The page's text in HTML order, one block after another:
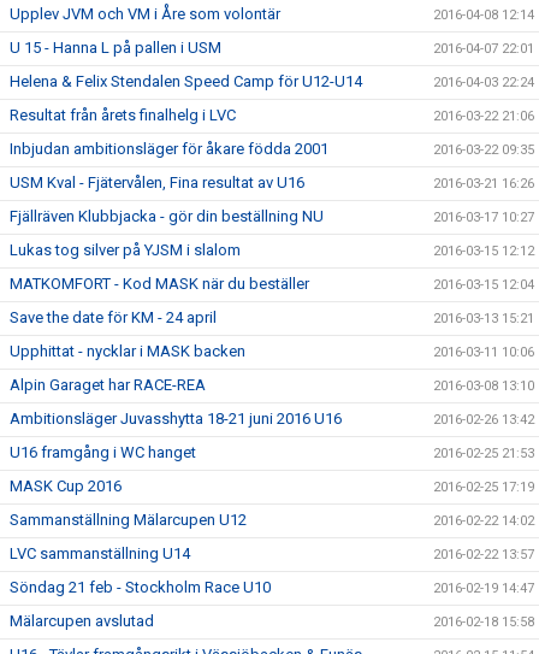
Upplev JVM och VM i Åre som volontär 2016-04-08 12:14
U 15 - Hanna L på pallen i USM 2016-04-07 22:01
Helena & Felix Stendalen Speed Camp för U12-U14 2016-04-03 22:24
Resultat från årets finalhelg i LVC 2016-03-22 21:06
Inbjudan ambitionsläger för åkare födda 2001 2016-03-22 09:35
USM Kval - Fjätervålen, Fina resultat av U16 2016-03-21 16:26
Fjällräven Klubbjacka - gör din beställning NU 2016-03-17 10:27
Lukas tog silver på YJSM i slalom 2016-03-15 12:12
MATKOMFORT - Kod MASK när du beställer 2016-03-15 12:04
Save the date för KM - 24 april 2016-03-13 15:21
Upphittat - nycklar i MASK backen 2016-03-11 10:06
Alpin Garaget har RACE-REA 2016-03-08 13:10
Ambitionsläger Juvasshytta 18-21 juni 2016 U16 2016-02-26 13:42
U16 framgång i WC hanget 2016-02-25 21:53
MASK Cup 2016 2016-02-25 17:19
Sammanställning Mälarcupen U12 2016-02-22 14:02
LVC sammanställning U14 2016-02-22 13:57
Söndag 21 feb - Stockholm Race U10 2016-02-19 14:47
Mälarcupen avslutad 2016-02-18 15:58